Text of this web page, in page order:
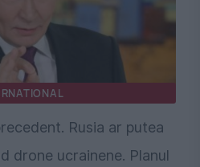
Rusia ar putea
drone ucrainene. Planul